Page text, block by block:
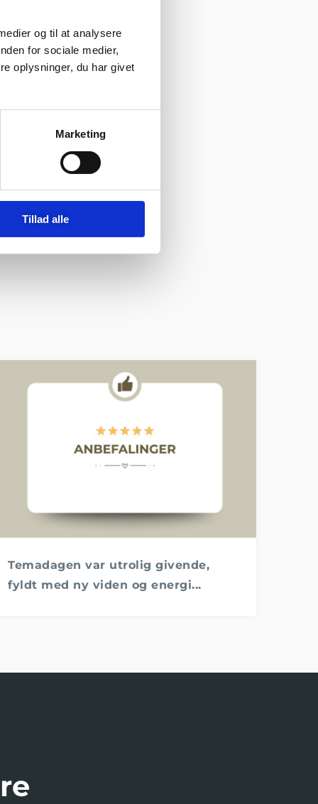
og til at analysere
for sociale medier,
oplysninger, du har givet
Marketing
Tillad alle
Temadagen var utrolig givende,
fyldt med ny viden og energi...